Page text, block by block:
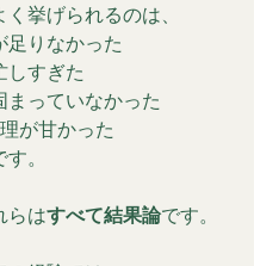
挙げられるのは、
足りなかった
しすぎた
まっていなかった
が甘かった
。
らはすべて結果論です。